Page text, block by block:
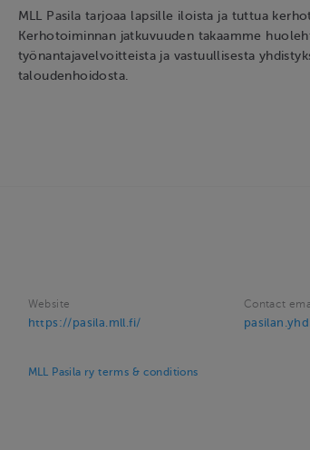
MLL Pasila tarjoaa lapsille iloista ja tuttua
Kerhotoiminnan jatkuvuuden takaamme
työnantajavelvoitteista ja vastuullisesta
taloudenhoidosta.
Website
https://pasila.mll.fi/
Contact
MLL Pasila ry terms & conditions